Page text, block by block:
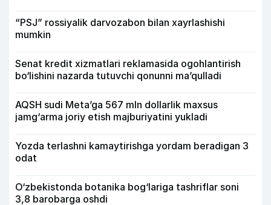
“PSJ” rossiyalik darvozabon bilan xayrlashishi
mumkin
Senat kredit xizmatlari reklamasida ogohlantirish
bo‘lishini nazarda tutuvchi qonunni ma’qulladi
AQSH sudi Meta’ga 567 mln dollarlik maxsus
jamg‘arma joriy etish majburiyatini yukladi
Yozda terlashni kamaytirishga yordam beradigan 3
odat
O‘zbekistonda botanika bog‘lariga tashriflar soni
3,8 barobarga oshdi